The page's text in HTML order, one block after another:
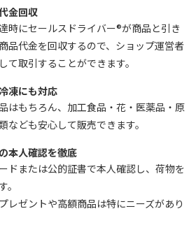
金回収
時にセールスドライバー®が商品と引き
品代金を回収するので、ショップ運営者
て取引することができます。
凍にも対応
はもちろん、加工食品・花・医薬品・原
なども安心して販売できます。
本人確認を徹底
ドまたは公的証書で本人確認し、荷物を
。
レゼントや高額商品は特にニーズがあり